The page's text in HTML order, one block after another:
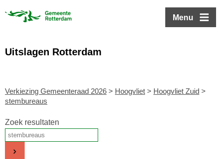
Menu
Uitslagen Rotterdam
Verkiezing Gemeenteraad 2026 > Hoogvliet > Hoogvliet Zuid >
stembureaus
Zoek resultaten